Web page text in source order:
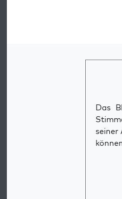
Das
seiner